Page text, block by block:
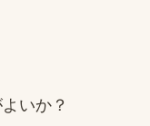
いか？